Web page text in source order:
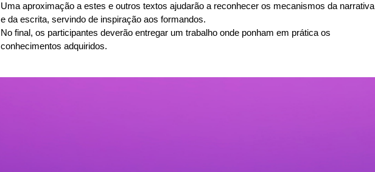
Uma aproximação a estes e outros textos ajudarão a reconhecer os mecanismos da narrativa
e da escrita, servindo de inspiração aos formandos.
No final, os participantes deverão entregar um trabalho onde ponham em prática os
conhecimentos adquiridos.